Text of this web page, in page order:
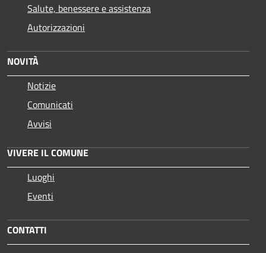
Salute, benessere e assistenza
Autorizzazioni
NOVITÀ
Notizie
Comunicati
Avvisi
VIVERE IL COMUNE
Luoghi
Eventi
CONTATTI